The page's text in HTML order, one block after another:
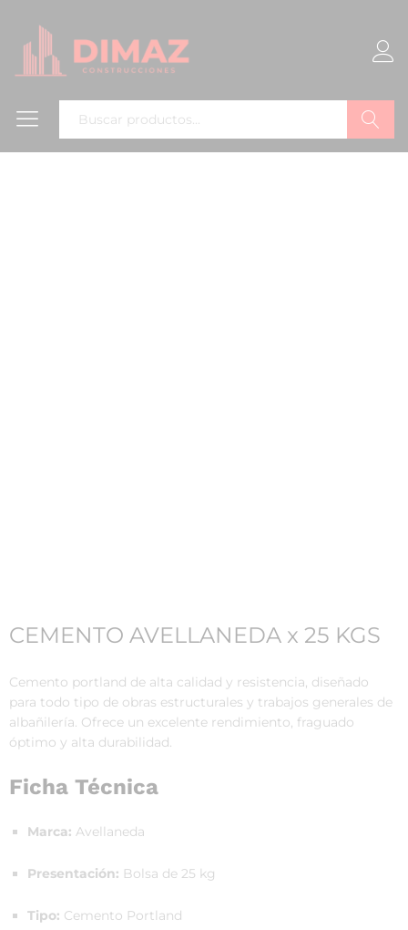
Buscar
CEMENTO AVELLANEDA x 25 KGS
Cemento portland de alta calidad y resistencia, diseñado
para todo tipo de obras estructurales y trabajos generales de
albañilería. Ofrece un excelente rendimiento, fraguado
óptimo y alta durabilidad.
Ficha Técnica
Marca: Avellaneda
Presentación: Bolsa de 25 kg
Tipo: Cemento Portland